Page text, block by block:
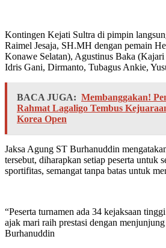
Kontingen Kejati Sultra di pimpin
Raimel Jesaja, SH.MH dengan pemain
Konawe Selatan), Agustinus Baka
Idris Gani, Dirmanto, Tubagus Ankie,
BACA JUGA: Membanggakan!
Rahmat Lagaligo Tembus
Korea Open
Jaksa Agung ST Burhanuddin
tersebut, diharapkan setiap peserta untuk
sportifitas, semangat tanpa batas untuk
“Peserta turnamen ada 34 kejaksaan
ajak mari raih prestasi dengan
Burhanuddin